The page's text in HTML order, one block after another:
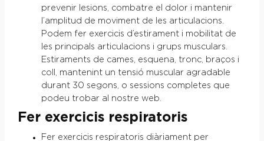
prevenir lesions, combatre el dolor i mantenir
l’amplitud de moviment de les articulacions.
Podem fer exercicis d’estirament i mobilitat de
les principals articulacions i grups musculars.
Estiraments de cames, esquena, tronc, braços i
coll, mantenint un tensió muscular agradable
durant 30 segons, o sessions completes que
podeu trobar al nostre web.
Fer exercicis respiratoris
Fer exercicis respiratoris diàriament per